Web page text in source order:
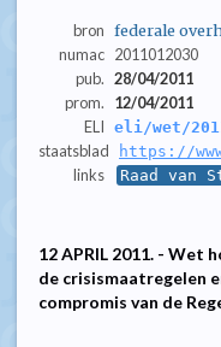
bron federale
numac 2011012030
pub. 28/04/2011
prom.
12/04/2011
ELI eli/wet/
staatsblad https://
links Raad van
12 APRIL 2011. - Wet
de crisismaatregelen
compromis van de